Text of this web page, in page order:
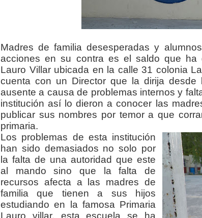
Madres de familia desesperadas y
acciones en su contra es el saldo que ha
Lauro Villar ubicada en la calle 31 colonia
cuenta con un Director que la dirija
ausente a causa de problemas internos y
institución así lo dieron a conocer las
publicar sus nombres por temor a que
primaria.
Los problemas de esta institución
han sido demasiados no solo por
la falta de una autoridad que este
al mando sino que la falta de
recursos afecta a las madres de
familia que tienen a sus hijos
estudiando en la famosa Primaria
Lauro villar, esta escuela se ha